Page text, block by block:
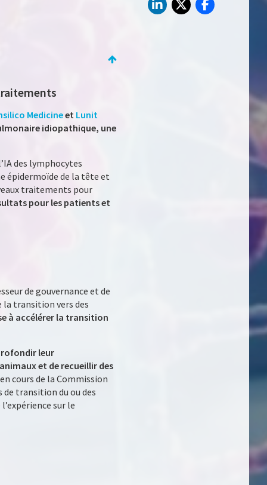
Medicineet Lunit
idiopathique, une
des lymphocytes
épidermoïde de la tête et
traitements pour
pour les patients et
de gouvernance et de
la transition vers des
à accélérer la transition
leur
et de recueillir des
cours de la Commission
de transition du ou des
sur le